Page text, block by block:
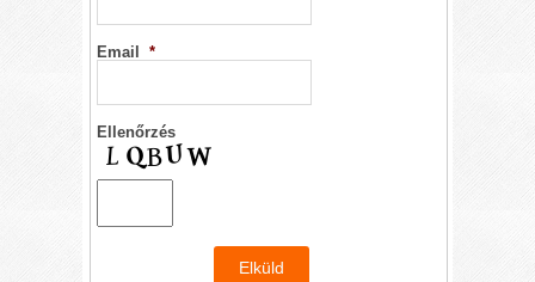
Email *
Ellenőrzés